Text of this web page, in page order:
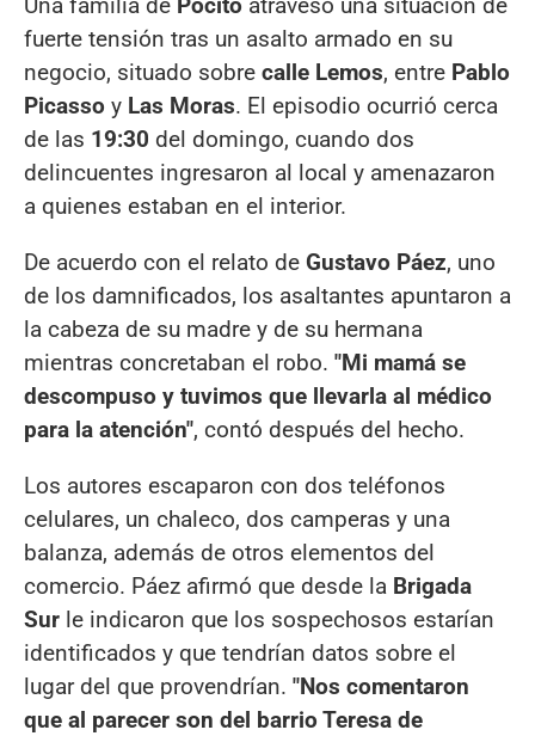
fuerte tensión tras un asalto armado en su
negocio, situado sobre calle Lemos, entre Pablo
Picasso y Las Moras. El episodio ocurrió cerca
de las 19:30 del domingo, cuando dos
delincuentes ingresaron al local y amenazaron
a quienes estaban en el interior.
De acuerdo con el relato de Gustavo Páez, uno
de los damnificados, los asaltantes apuntaron a
la cabeza de su madre y de su hermana
mientras concretaban el robo. "Mi mamá se
descompuso y tuvimos que llevarla al médico
para la atención", contó después del hecho.
Los autores escaparon con dos teléfonos
celulares, un chaleco, dos camperas y una
balanza, además de otros elementos del
comercio. Páez afirmó que desde la Brigada
Sur le indicaron que los sospechosos estarían
identificados y que tendrían datos sobre el
lugar del que provendrían. "Nos comentaron
que al parecer son del barrio Teresa de